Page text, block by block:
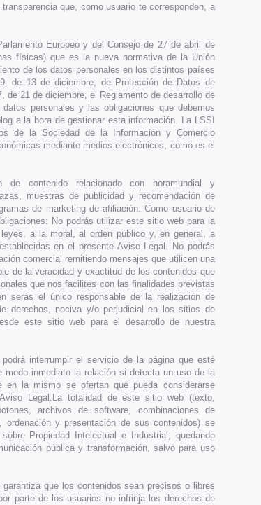
que, como usuario te corresponden, a
Europeo y del Consejo de 27 de abril de
físicas) que es la nueva normativa de la Unión
de los datos personales en los distintos países
de 13 de diciembre, de Protección de Datos de
de 21 de diciembre, el Reglamento de desarrollo de
personales y las obligaciones que debemos
a la hora de gestionar esta información. La LSSI
de la Sociedad de la Información y Comercio
mediante medios electrónicos, como es el
contenido relacionado con horamundial y
muestras de publicidad y recomendación de
de marketing de afiliación. Como usuario de
No podrás utilizar este sitio web para la
a la moral, al orden público y, en general, a
en el presente Aviso Legal. No podrás
comercial remitiendo mensajes que utilicen una
de la veracidad y exactitud de los contenidos que
que nos facilites con las finalidades previstas
serás el único responsable de la realización de
derechos, nociva y/o perjudicial en los sitios de
este sitio web para el desarrollo de nuestra
interrumpir el servicio de la página que esté
inmediato la relación si detecta un uso de la
la mismo se ofertan que pueda considerarse
Legal.La totalidad de este sitio web (texto,
archivos de software, combinaciones de
y presentación de sus contenidos) se
Propiedad Intelectual e Industrial, quedando
pública y transformación, salvo para uso
que los contenidos sean precisos o libres
parte de los usuarios no infrinja los derechos de